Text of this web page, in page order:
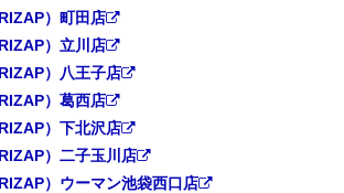
）町田店
）立川店
）八王子店
）葛西店
）下北沢店
）二子玉川店
）ウーマン池袋西口店